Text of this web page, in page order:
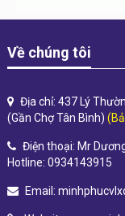
Về chúng tôi
Địa chỉ: 437 Lý
(Gần Chợ Tân Bình)
Điện thoại: Mr
Hotline: 0934143915
Email: